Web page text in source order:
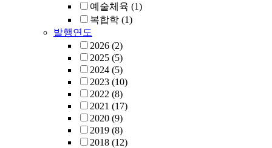
예술체육 (1)
복합학 (1)
발행연도
2026 (2)
2025 (5)
2024 (5)
2023 (10)
2022 (8)
2021 (17)
2020 (9)
2019 (8)
2018 (12)